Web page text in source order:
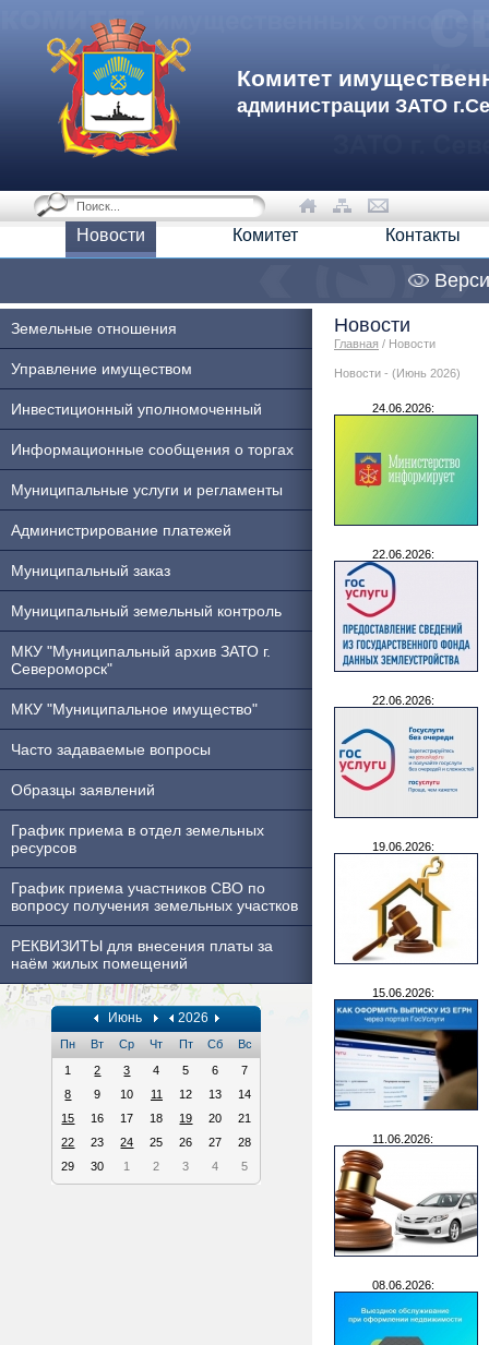
Комитет
администрации ЗАТО
Новости Комитет Контакты
Земельные отношения
Управление имуществом
Инвестиционный уполномоченный
Информационные сообщения о торгах
Муниципальные услуги и регламенты
Администрирование платежей
Муниципальный заказ
Муниципальный земельный контроль
МКУ "Муниципальный архив ЗАТО г.
Североморск"
МКУ "Муниципальное имущество"
Часто задаваемые вопросы
Образцы заявлений
График приема в отдел земельных
ресурсов
График приема участников СВО по
вопросу получения земельных участков
РЕКВИЗИТЫ для внесения платы за
наём жилых помещений
Июнь 2026
Пн Вт Ср Чт Пт Сб
Вс
1
2 3 4 5 6
7
8
9 10 11 12 13
14
15
16 17 18 19 20
21
22
23 24 25 26 27
28
29
30 1 2 3 4 5
Новости
Главная / Новости
Новости - (Июнь 2026)
24.06.2026:
22.06.2026:
22.06.2026:
19.06.2026:
15.06.2026:
11.06.2026:
08.06.2026: